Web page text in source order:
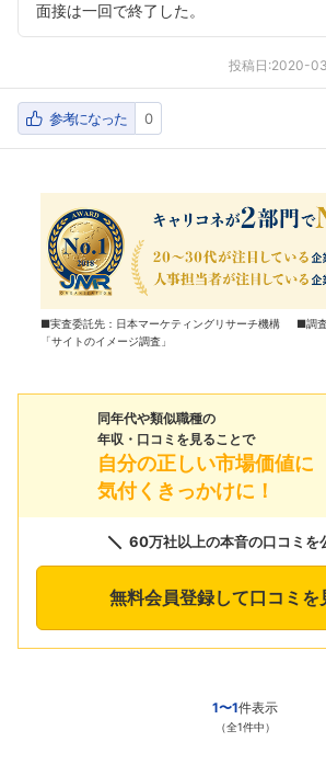
面接は一回で終了した。
投稿日:2020-
参考になった 0
■実査委託先：日本マーケティングリサーチ機構 ■調
「サイトのイメージ調査」
同年代や類似職種の
年収・口コミを見ることで
自分の正しい市場価値に
気付くきっかけに！
60万社以上の本音の口コミを
無料会員登録して口コミを
1〜1件表示
（全1件中）